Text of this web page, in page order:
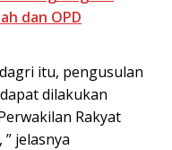
dan OPD
itu, pengusulan
dilakukan
Rakyat
jelasnya